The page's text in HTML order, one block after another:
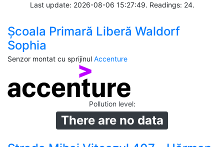
Last update: 2026-08-06 15:27:49. Readings: 24.
Școala Primară Liberă Waldorf
Sophia
Senzor montat cu sprijinul Accenture
Pollution level:
There are no data